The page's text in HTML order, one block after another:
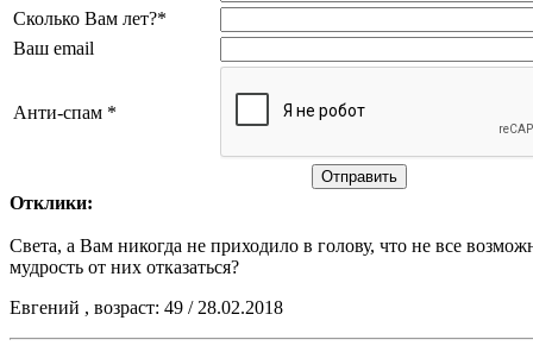
Сколько Вам лет?*
Ваш email
Анти-спам *
Отклики:
Света, а Вам никогда не приходило в голову, что не все
мудрость от них отказаться?
Евгений , возраст: 49 / 28.02.2018